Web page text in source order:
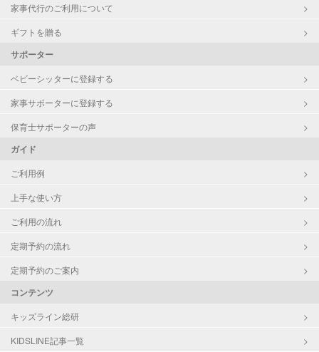
家事代行のご利用について
ギフトを贈る
サポーター
ベビーシッターに登録する
家事サポーターに登録する
保育士サポーターの声
ガイド
ご利用例
上手な使い方
ご利用の流れ
定期予約の流れ
定期予約のご案内
コンテンツ
キッズライン総研
KIDSLINE記事一覧